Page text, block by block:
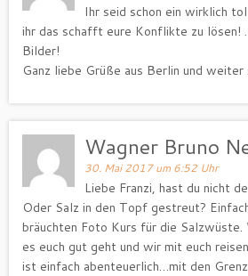
Ihr seid schon ein wirklich
ihr das schafft eure Konflikte zu lösen!
Bilder!
Ganz liebe Grüße aus Berlin und weiter
Wagner Bruno
30. Mai 2017 um 6:52 Uhr
Liebe Franzi, hast du nicht
Oder Salz in den Topf gestreut?
bräuchten Foto Kurs für die Salzwüste.
es euch gut geht und wir mit euch
ist einfach abenteuerlich…mit den